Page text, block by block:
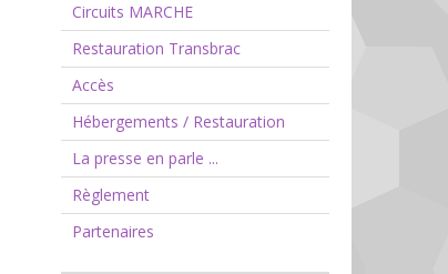
Circuits MARCHE
Restauration Transbrac
Accès
Hébergements / Restauration
La presse en parle ...
Règlement
Partenaires